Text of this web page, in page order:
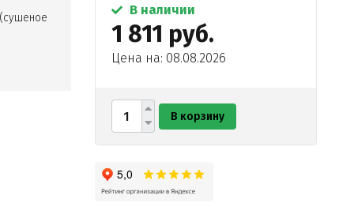
В наличии
1 811 руб.
Цена на: 08.08.2026
В корзину